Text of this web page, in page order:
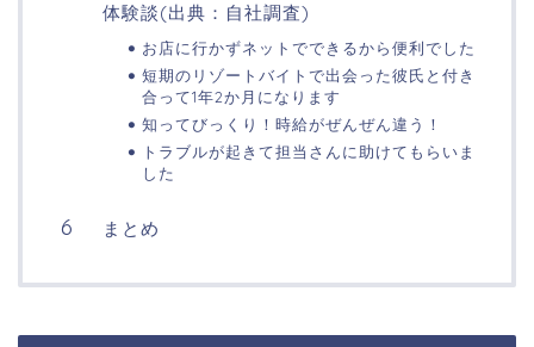
体験談(出典：自社調査)
お店に行かずネットでできるから便利でした
短期のリゾートバイトで出会った彼氏と付き
合って1年2か月になります
知ってびっくり！時給がぜんぜん違う！
トラブルが起きて担当さんに助けてもらいま
した
まとめ